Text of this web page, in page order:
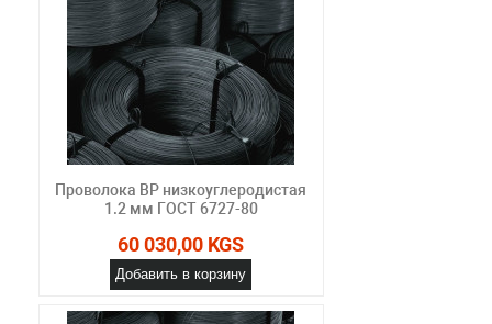
Проволока ВР низкоуглеродистая
1.2 мм ГОСТ 6727-80
60 030,00 KGS
Добавить в корзину